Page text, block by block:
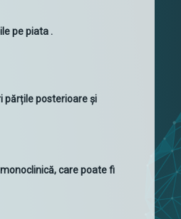
pe piata .
părțile posterioare și
care poate fi